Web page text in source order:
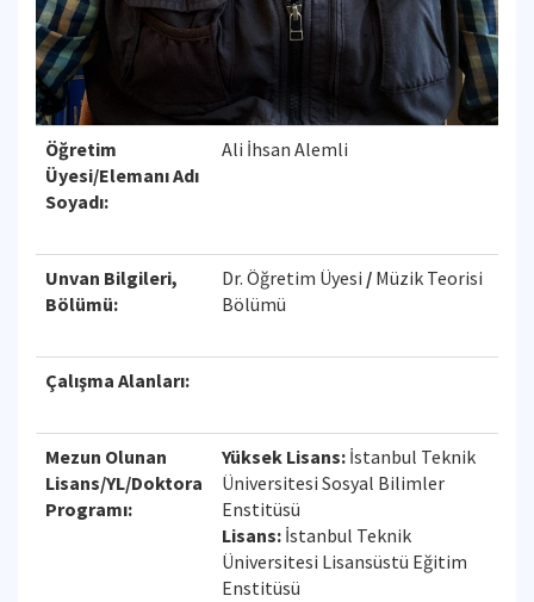
Öğretim
Üyesi/Elemanı Adı
Soyadı:
Ali İhsan Alemli
Unvan Bilgileri,
Bölümü:
Dr. Öğretim Üyesi / Müzik Teorisi
Bölümü
Çalışma Alanları:
Mezun Olunan
Lisans/YL/Doktora
Programı:
Yüksek Lisans: İstanbul Teknik
Üniversitesi Sosyal Bilimler
Enstitüsü
Lisans: İstanbul Teknik
Üniversitesi Lisansüstü Eğitim
Enstitüsü